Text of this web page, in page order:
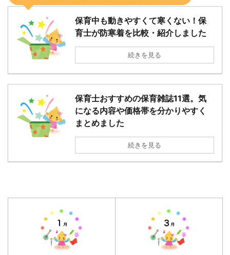
保育中も動きやすくて寒くない！保
育士が防寒着を比較・紹介しました
続きを見る
保育士おすすめの保育雑誌11選。気
になる内容や価格帯を分かりやすく
まとめました
続きを見る